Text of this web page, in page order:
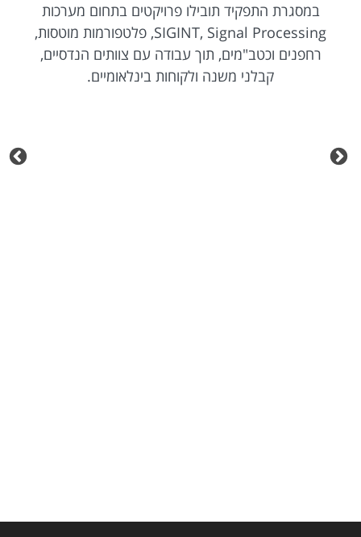
במסגרת התפקיד תובילו פרויקטים בתחום מערכות
SIGINT, Signal Processing, פלטפורמות מוטסות,
רחפנים וכטב"מים, תוך עבודה עם צוותים הנדסיים,
קבלני משנה ולקוחות בינלאומיים.